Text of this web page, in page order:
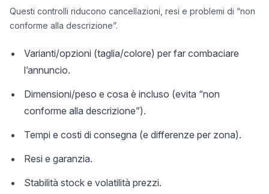
Questi controlli riducono cancellazioni, resi e problemi di “non
conforme alla descrizione”.
Varianti/opzioni (taglia/colore) per far combaciare
l’annuncio.
Dimensioni/peso e cosa è incluso (evita “non
conforme alla descrizione”).
Tempi e costi di consegna (e differenze per zona).
Resi e garanzia.
Stabilità stock e volatilità prezzi.